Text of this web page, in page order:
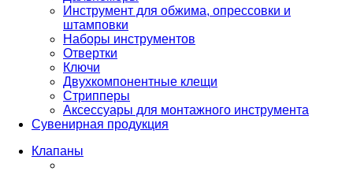
Инструмент для обжима, опрессовки и
штамповки
Наборы инструментов
Отвертки
Ключи
Двухкомпонентные клещи
Стрипперы
Аксессуары для монтажного инструмента
Сувенирная продукция
Клапаны